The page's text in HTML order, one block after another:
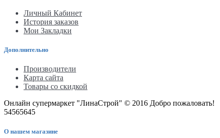
Личный Кабинет
История заказов
Мои Закладки
Дополнительно
Производители
Карта сайта
Товары со скидкой
Онлайн супермаркет "ЛинаСтрой" © 2016 Добро пожаловать!
54565645
О нашем магазине